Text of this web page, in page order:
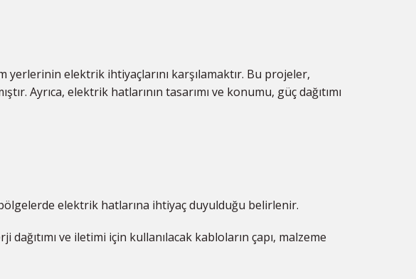
yerlerinin elektrik ihtiyaçlarını karşılamaktır. Bu projeler,
Ayrıca, elektrik hatlarının tasarımı ve konumu, güç dağıtımı
elektrik hatlarına ihtiyaç duyulduğu belirlenir.
ve iletimi için kullanılacak kabloların çapı, malzeme